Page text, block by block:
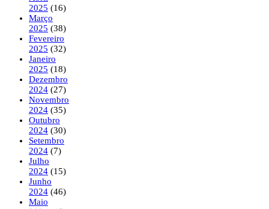
2025 (16)
Março
2025 (38)
Fevereiro
2025 (32)
Janeiro
2025 (18)
Dezembro
2024 (27)
Novembro
2024 (35)
Outubro
2024 (30)
Setembro
2024 (7)
Julho
2024 (15)
Junho
2024 (46)
Maio